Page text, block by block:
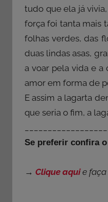
tudo que ela já
força foi tanta mais
folhas verdes, das
duas lindas asas,
a voar pela vida e a
amor em forma de
E assim a lagarta
que seria o fim, a
Se preferir confira o
→ Clique aquie faça